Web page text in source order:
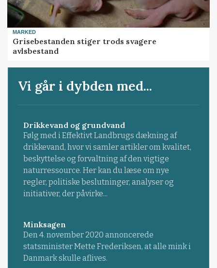
MARKED
Grisebestanden stiger trods svagere
avlsbestand
Vi går i dybden med...
Drikkevand og grundvand
Følg med i Effektivt Landbrugs dækning af
drikkevand, hvor vi samler artikler om kvalitet,
beskyttelse og forvaltning af den vigtige
naturressource. Her kan du læse om nye
regler, politiske beslutninger, analyser og
initiativer, der påvirke...
Minksagen
Den 4. november 2020 annoncerede
statsminister Mette Frederiksen, at alle mink i
Danmark skulle aflives.